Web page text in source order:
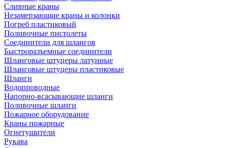
Сливные краны
Незамерзающие краны и колонки
Погреб пластиковый
Поливочные пистолеты
Соединители для шлангов
Быстроразъемные соединители
Шланговые штуцеры латунные
Шланговые штуцеры пластиковые
Шланги
Водопроводные
Напорно-всасывающие шланги
Поливочные шланги
Пожарное оборудование
Краны пожарные
Огнетушители
Рукава